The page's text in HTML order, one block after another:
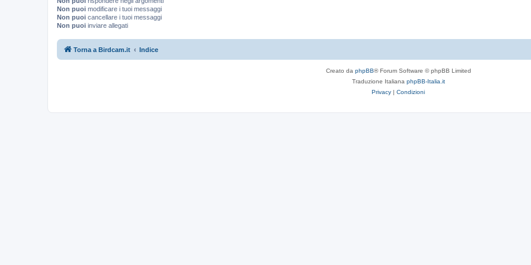
Non puoi modificare i tuoi messaggi
Non puoi cancellare i tuoi messaggi
Non puoi inviare allegati
Torna a Birdcam.it Indice
Creato da phpBB® Forum Software © phpBB Limited
Traduzione Italiana phpBB-Italia.it
Privacy | Condizioni